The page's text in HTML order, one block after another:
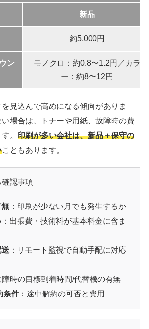
新品
約5,000円
ン
モノクロ：約0.8〜1.2円／カラ
ー：約8〜12円
見込んで高めになる傾向がありま
場合は、トナーや用紙、故障時の費
。 印刷が多い会社は、新品＋保守の
こともあります。
認事項：
無：印刷が少ない月でも発生するか
：出張費・技術料が基本料金に含ま
送 ：リモート監視で自動手配に対応
障時の目標到着時間/代替機の有無
条件：途中解約の可否と費用